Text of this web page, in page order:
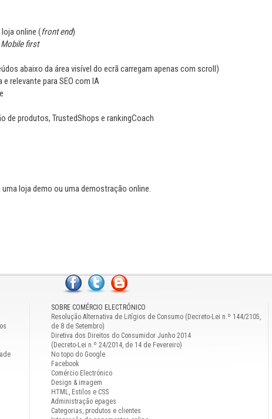
online (front end)
Mobile first
abaixo da área visível do ecrã carregam apenas com scroll)
relevante para SEO com IA
de produtos, TrustedShops e rankingCoach
loja demo ou uma demostração online.
SOBRE COMÉRCIO ELECTRÓNICO
Resolução Alternativa de Litígios de Consumo (Decreto-Lei n.º 144/2105,
de 8 de Setembro)
Diretiva dos Direitos do Consumidor Junho 2014
(Decreto-Lei n.º 24/2014, de 14 de Fevereiro)
No topo do Google
Facebook
Comércio Electrónico
Design & imagem
HTML, Estilos e CSS
Administração epages
Categorias, produtos e clientes